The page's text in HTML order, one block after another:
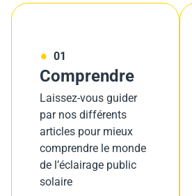
01
Comprendre
Laissez-vous guider
par nos différents
articles pour mieux
comprendre le monde
de l’éclairage public
solaire